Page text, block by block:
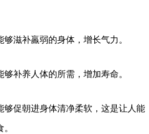
滋补羸弱的身体，增长气力。
补养人体的所需，增加寿命。
够促朝进身体清净柔软，这是让人能